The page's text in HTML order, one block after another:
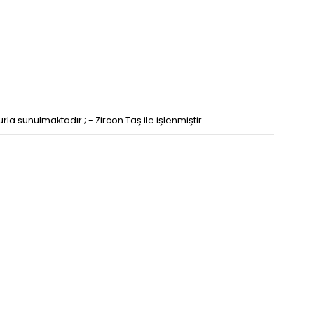
sunulmaktadır.; - Zircon Taş ile işlenmiştir